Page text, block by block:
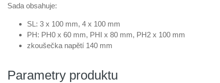
Sada obsahuje:
SL: 3 x 100 mm, 4 x 100 mm
PH: PH0 x 60 mm, PHI x 80 mm, PH2 x 100 mm
zkoušečka napětí 140 mm
Parametry produktu